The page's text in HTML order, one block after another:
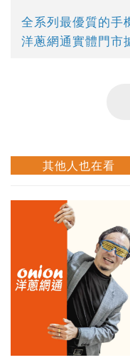
全系列最優質的手
洋蔥網通實體門市
其他人也在看